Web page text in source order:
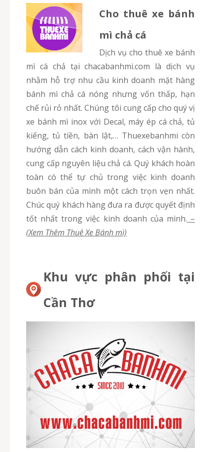
Cho thuê xe bánh
mì chả cá
Dịch vụ cho thuê xe bánh
mì cá chả tại chacabanhmi.com là dịch vụ
nhằm hỗ trợ nhu cầu kinh doanh mặt hàng
bánh mì chả cá nóng nhưng vốn thấp, hạn
chế rủi rỏ nhất. Chúng tôi cung cấp cho quý vị
xe bánh mì inox với Decal, máy ép cá chả, tủ
kiếng, tủ tiền, bàn lật,… Thuexebanhmi còn
hướng dẫn cách kinh doanh, cách vận hành,
cung cấp nguyên liệu chả cá. Quý khách hoàn
toàn có thể tự chủ trong việc kinh doanh
buôn bán của mình một cách trọn vẹn nhất.
Chúc quý khách hàng đưa ra được quyết định
tốt nhất trong việc kinh doanh của mình. –
(Xem Thêm Thuê Xe Bánh mì)
Khu vực phân phối tại
Cần Thơ